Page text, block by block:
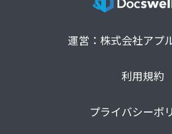
運営：株式会社アプ
利用規約
プライバシーポ